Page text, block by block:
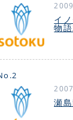
イ
物
瀬